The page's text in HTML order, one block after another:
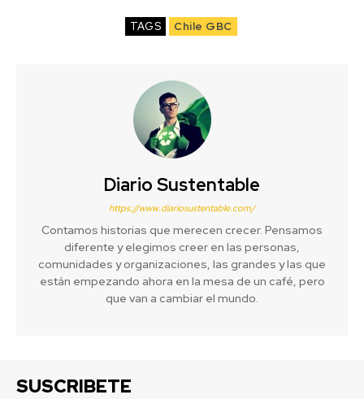
TAGS Chile GBC
Diario Sustentable
https://www.diariosustentable.com/
Contamos historias que merecen crecer. Pensamos
diferente y elegimos creer en las personas,
comunidades y organizaciones, las grandes y las que
están empezando ahora en la mesa de un café, pero
que van a cambiar el mundo.
SUSCRIBETE